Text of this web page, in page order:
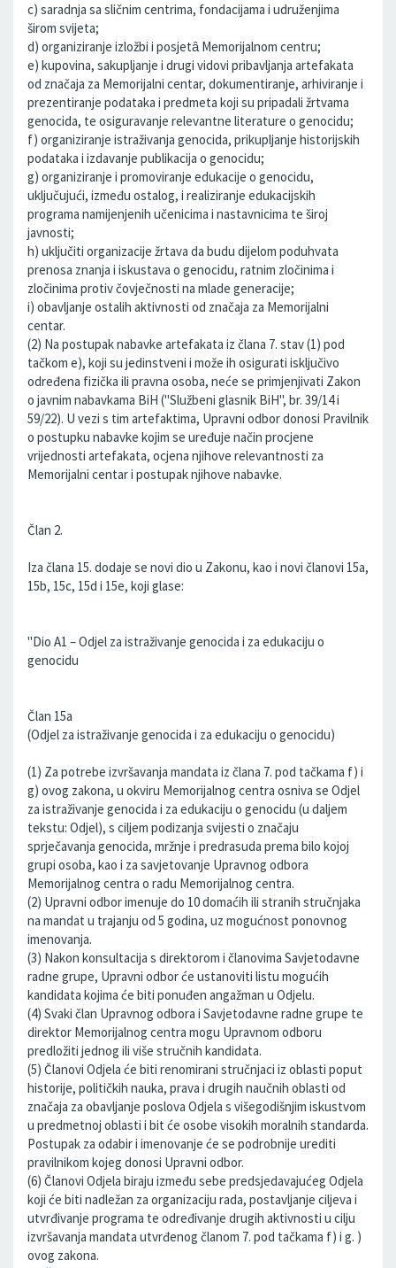
c) saradnja sa sličnim centrima, fondacijama i udruženjima
širom svijeta;
d) organiziranje izložbi i posjetȃ Memorijalnom centru;
e) kupovina, sakupljanje i drugi vidovi pribavljanja artefakata
od značaja za Memorijalni centar, dokumentiranje, arhiviranje i
prezentiranje podataka i predmeta koji su pripadali žrtvama
genocida, te osiguravanje relevantne literature o genocidu;
f) organiziranje istraživanja genocida, prikupljanje historijskih
podataka i izdavanje publikacija o genocidu;
g) organiziranje i promoviranje edukacije o genocidu,
uključujući, između ostalog, i realiziranje edukacijskih
programa namijenjenih učenicima i nastavnicima te široj
javnosti;
h) uključiti organizacije žrtava da budu dijelom poduhvata
prenosa znanja i iskustava o genocidu, ratnim zločinima i
zločinima protiv čovječnosti na mlade generacije;
i) obavljanje ostalih aktivnosti od značaja za Memorijalni
centar.
(2) Na postupak nabavke artefakata iz člana 7. stav (1) pod
tačkom e), koji su jedinstveni i može ih osigurati isključivo
određena fizička ili pravna osoba, neće se primjenjivati Zakon
o javnim nabavkama BiH ("Službeni glasnik BiH", br. 39/14 i
59/22). U vezi s tim artefaktima, Upravni odbor donosi Pravilnik
o postupku nabavke kojim se uređuje način procjene
vrijednosti artefakata, ocjena njihove relevantnosti za
Memorijalni centar i postupak njihove nabavke.
Član 2.
Iza člana 15. dodaje se novi dio u Zakonu, kao i novi članovi 15a,
15b, 15c, 15d i 15e, koji glase:
"Dio A1 – Odjel za istraživanje genocida i za edukaciju o
genocidu
Član 15a
(Odjel za istraživanje genocida i za edukaciju o genocidu)
(1) Za potrebe izvršavanja mandata iz člana 7. pod tačkama f) i
g) ovog zakona, u okviru Memorijalnog centra osniva se Odjel
za istraživanje genocida i za edukaciju o genocidu (u daljem
tekstu: Odjel), s ciljem podizanja svijesti o značaju
sprječavanja genocida, mržnje i predrasuda prema bilo kojoj
grupi osoba, kao i za savjetovanje Upravnog odbora
Memorijalnog centra o radu Memorijalnog centra.
(2) Upravni odbor imenuje do 10 domaćih ili stranih stručnjaka
na mandat u trajanju od 5 godina, uz mogućnost ponovnog
imenovanja.
(3) Nakon konsultacija s direktorom i članovima Savjetodavne
radne grupe, Upravni odbor će ustanoviti listu mogućih
kandidata kojima će biti ponuđen angažman u Odjelu.
(4) Svaki član Upravnog odbora i Savjetodavne radne grupe te
direktor Memorijalnog centra mogu Upravnom odboru
predložiti jednog ili više stručnih kandidata.
(5) Članovi Odjela će biti renomirani stručnjaci iz oblasti poput
historije, političkih nauka, prava i drugih naučnih oblasti od
značaja za obavljanje poslova Odjela s višegodišnjim iskustvom
u predmetnoj oblasti i bit će osobe visokih moralnih standarda.
Postupak za odabir i imenovanje će se podrobnije urediti
pravilnikom kojeg donosi Upravni odbor.
(6) Članovi Odjela biraju između sebe predsjedavajućeg Odjela
koji će biti nadležan za organizaciju rada, postavljanje ciljeva i
utvrđivanje programa te određivanje drugih aktivnosti u cilju
izvršavanja mandata utvrđenog članom 7. pod tačkama f) i g. )
ovog zakona.